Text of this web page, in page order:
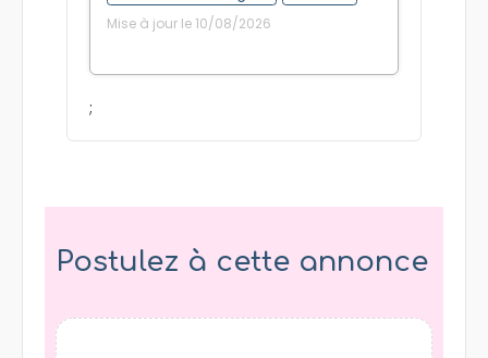
Mise à jour le 10/08/2026
;
Postulez à cette annonce